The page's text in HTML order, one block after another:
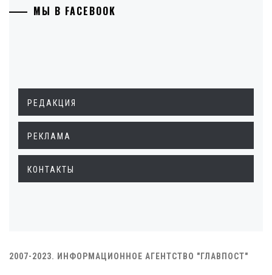
МЫ В FACEBOOK
РЕДАКЦИЯ
РЕКЛАМА
КОНТАКТЫ
2007-2023. ИНФОРМАЦИОННОЕ АГЕНТСТВО "ГЛАВПОСТ"